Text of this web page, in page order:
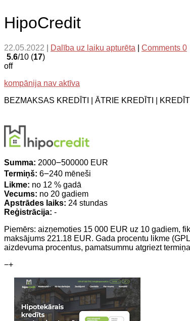
HipoCredit
22.05.2022 Dalība uz laiku apturēta
Comments 0
5.6/10 (17)
off
kompānija nav aktīva
BEZMAKSAS KREDĪTI | ĀTRIE KREDĪTI |
Summa: 2000౼500000 EUR
Termiņš: 6౼240 mēneši
Likme: no 12 % gadā
Vecums: no 20 gadiem
Apstrādes laiks: 24 stundas
Reģistrācija: -
Piemērs: aizņemoties 15 000 EUR uz 10 gadiem,
maksājums 221.18 EUR. Gada procentu likme
aizdevuma procentus, pamatsummu atgriezt
−+